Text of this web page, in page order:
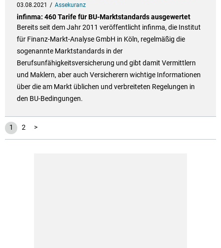
03.08.2021 Assekuranz
infinma: 460 Tarife für BU-Marktstandards ausgewertet
Bereits seit dem Jahr 2011 veröffentlicht infinma, die Institut
für Finanz-Markt-Analyse GmbH in Köln, regelmäßig die
sogenannte Marktstandards in der
Berufsunfähigkeitsversicherung und gibt damit Vermittlern
und Maklern, aber auch Versicherern wichtige Informationen
über die am Markt üblichen und verbreiteten Regelungen in
den BU-Bedingungen.
1 2 >